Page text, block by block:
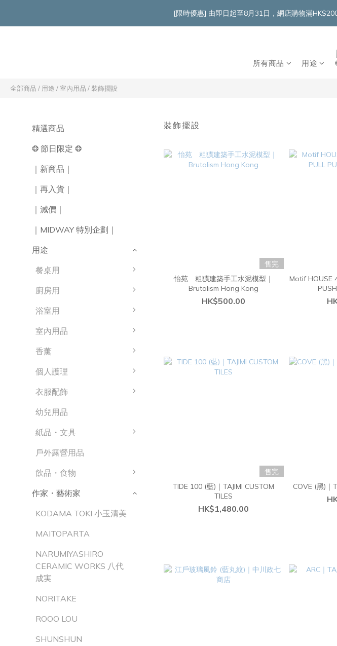
[限時優惠] 由即日起至8月31日，網店購物滿
所有商品 用途
全部商品 / 用途 /室內用品 / 裝飾擺設
精選商品
❂ 節日限定 ❂
｜新商品｜
｜再入貨｜
｜減價｜
｜MIDWAY 特別企劃｜
用途
餐桌用
廚房用
浴室用
室內用品
香薰
個人護理
衣服配飾
幼兒用品
紙品・文具
戶外露營用品
飲品・食物
作家・藝術家
KODAMA TOKI 小玉清美
MAITOPARTA
NARUMIYASHIRO
CERAMIC WORKS 八代
成実
NORITAKE
ROOO LOU
SHUNSHUN
裝飾擺設
售完
怡苑 粗獷建築手工水泥模型｜
Brutalism Hong Kong
HK$500.00
Motif HOUSE
售完
TIDE 100 (藍)｜TAJIMI CUSTOM
TILES
HK$1,480.00
COVE (黑)｜